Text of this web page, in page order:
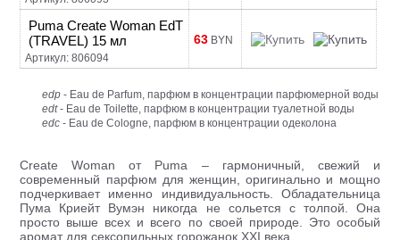
Puma Create Woman EdT
(TRAVEL) 15 мл
Артикул: 806094
63 BYN
edp - Eau de Parfum, парфюм в концентрации парфюмерной воды
edt- Eau de Toilette, парфюм в концентрации туалетной воды
edc - Eau de Cologne, парфюм в концентрации одеколона
Create Woman от Puma – гармоничный, свежий и
современный парфюм для женщин, оригинально и мощно
подчеркивает именно индивидуальность. Обладательница
Пума Криейт Вумэн никогда не сольется с толпой. Она
просто выше всех и всего по своей природе. Это особый
аромат для сексопильных горожанок XXI века.